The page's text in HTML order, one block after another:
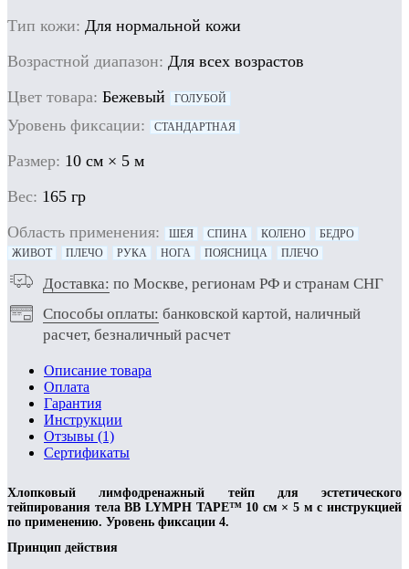
Тип кожи: Для нормальной кожи
Возрастной диапазон: Для всех возрастов
Цвет товара: Бежевый ГОЛУБОЙ
Уровень фиксации: СТАНДАРТНАЯ
Размер: 10 см × 5 м
Вес: 165 гр
Область применения:
ШЕЯ СПИНА КОЛЕНО
БЕДРО
ЖИВОТ
ПЛЕЧО РУКА НОГА ПОЯСНИЦА ПЛЕЧО
Доставка: по Москве, регионам РФ и странам СНГ
Способы оплаты: банковской картой, наличный
расчет, безналичный расчет
Описание товара
Оплата
Гарантия
Инструкции
Отзывы (1)
Сертификаты
Хлопковый лимфодренажный тейп для эстетического
тейпирования тела BB LYMPH TAPE™ 10 см × 5 м с инструкцией
по применению. Уровень фиксации 4.
Принцип действия